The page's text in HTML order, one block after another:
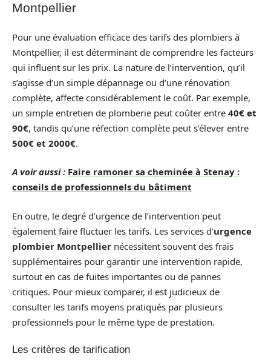
Montpellier
Pour une évaluation efficace des tarifs des plombiers à
Montpellier, il est déterminant de comprendre les facteurs
qui influent sur les prix. La nature de l’intervention, qu’il
s’agisse d’un simple dépannage ou d’une rénovation
complète, affecte considérablement le coût. Par exemple,
un simple entretien de plomberie peut coûter entre 40€ et
90€, tandis qu’une réfection complète peut s’élever entre
500€ et 2000€.
A voir aussi : Faire ramoner sa cheminée à Stenay :
conseils de professionnels du bâtiment
En outre, le degré d’urgence de l’intervention peut
également faire fluctuer les tarifs. Les services d’urgence
plombier Montpellier nécessitent souvent des frais
supplémentaires pour garantir une intervention rapide,
surtout en cas de fuites importantes ou de pannes
critiques. Pour mieux comparer, il est judicieux de
consulter les tarifs moyens pratiqués par plusieurs
professionnels pour le même type de prestation.
Les critères de tarification